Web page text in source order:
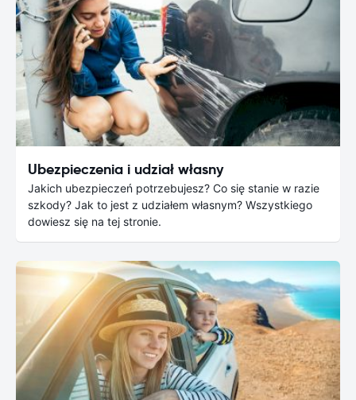
Ubezpieczenia i udział własny
Jakich ubezpieczeń potrzebujesz? Co się stanie w razie
szkody? Jak to jest z udziałem własnym? Wszystkiego
dowiesz się na tej stronie.